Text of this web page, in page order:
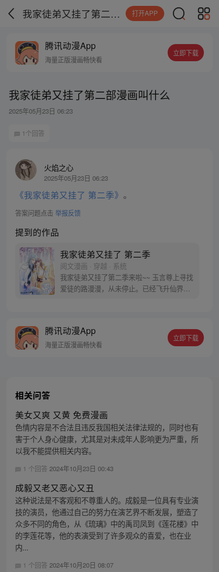
我家徒弟又挂了第二部漫画叫什么 打开APP
腾讯动漫App
海量正版漫画畅快看
立即下载
我家徒弟又挂了第二部漫画叫什么
2025年05月23日 06:23
1个回答
火焰之心
2025年05月23日 06:23
《我家徒弟又挂了 第二季》 。
答案问题点击 举报反馈
提到的作品
我家徒弟又挂了 第二季
阅文漫画 · 穿越 · 系统
我家徒弟又挂了第二季来啦~~ 玉言尊上寻找
爱徒的路漫漫，从未停止。已经飞升仙界底
腾讯动漫App
海量正版漫画畅快看
立即下载
相关问答
美女又爽 又黄 免费漫画
色情内容是不合法且违反我国相关法律法规的，同时也有
害于个人身心健康，尤其是对未成年人影响更为严重，所
以我不能提供相关内容。
1 个回答 2024年10月23日 00:43
成毅又老又恶心又丑
这种说法是不客观和不尊重人的。成毅是一位具有专业演
技的演员，他通过自己的努力在演艺界不断发展，塑造了
众多不同的角色，从《琉璃》中的禹司凤到《莲花楼》中
的李莲花等，他的表演受到了许多观众的喜爱，也在业
内...
1 个回答 2024年10月20日 08:07